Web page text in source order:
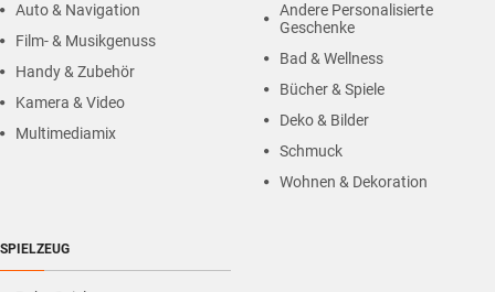
Auto & Navigation
Film- & Musikgenuss
Handy & Zubehör
Kamera & Video
Multimediamix
Andere Personalisierte
Geschenke
Bad & Wellness
Bücher & Spiele
Deko & Bilder
Schmuck
Wohnen & Dekoration
SPIELZEUG